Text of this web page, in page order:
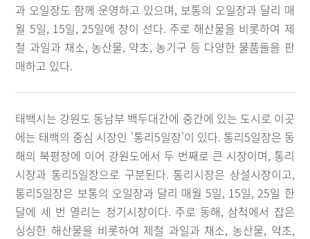
과 오일장도 함께 운영하고 있으며, 보통의 오일장과 달리 매
월 5일, 15일, 25일에 장이 선다. 주로 해산물을 비롯하여 제
철 과일과 채소, 농산물, 약초, 농기구 등 다양한 물품들을 판
매하고 있다.
태백시는 강원도 동남부 백두대간에 중간에 있는 도시로 이곳
에는 태백의 중심 시장인 '통리5일장'이 있다. 통리5일장은 동
해의 북평장에 이어 강원도에서 두 번째로 큰 시장이며, 통리
시장과 통리5일장으로 구분된다. 통리시장은 상설시장이고,
통리5일장은 보통의 오일장과 달리 매월 5일, 15일, 25일 한
달에 세 번 열리는 정기시장이다. 주로 동해, 삼척에서 잡은
싱싱한 해산물을 비롯하여 제철 과일과 채소, 농산물, 약초,